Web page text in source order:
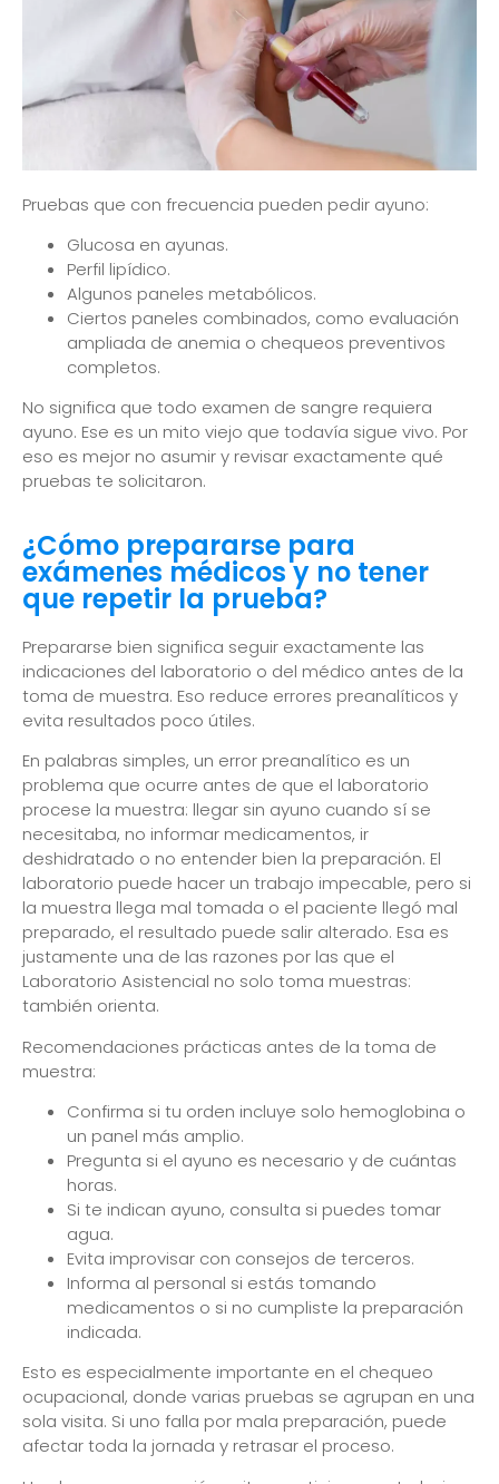
Pruebas que con frecuencia pueden pedir ayuno:
Glucosa en ayunas.
Perfil lipídico.
Algunos paneles metabólicos.
Ciertos paneles combinados, como evaluación
ampliada de anemia o chequeos preventivos
completos.
No significa que todo examen de sangre requiera
ayuno. Ese es un mito viejo que todavía sigue vivo. Por
eso es mejor no asumir y revisar exactamente qué
pruebas te solicitaron.
¿Cómo prepararse para
exámenes médicos y no tener
que repetir la prueba?
Prepararse bien significa seguir exactamente las
indicaciones del laboratorio o del médico antes de la
toma de muestra. Eso reduce errores preanalíticos y
evita resultados poco útiles.
En palabras simples, un error preanalítico es un
problema que ocurre antes de que el laboratorio
procese la muestra: llegar sin ayuno cuando sí se
necesitaba, no informar medicamentos, ir
deshidratado o no entender bien la preparación. El
laboratorio puede hacer un trabajo impecable, pero si
la muestra llega mal tomada o el paciente llegó mal
preparado, el resultado puede salir alterado. Esa es
justamente una de las razones por las que el
Laboratorio Asistencial no solo toma muestras:
también orienta.
Recomendaciones prácticas antes de la toma de
muestra:
Confirma si tu orden incluye solo hemoglobina o
un panel más amplio.
Pregunta si el ayuno es necesario y de cuántas
horas.
Si te indican ayuno, consulta si puedes tomar
agua.
Evita improvisar con consejos de terceros.
Informa al personal si estás tomando
medicamentos o si no cumpliste la preparación
indicada.
Esto es especialmente importante en el chequeo
ocupacional, donde varias pruebas se agrupan en una
sola visita. Si uno falla por mala preparación, puede
afectar toda la jornada y retrasar el proceso.